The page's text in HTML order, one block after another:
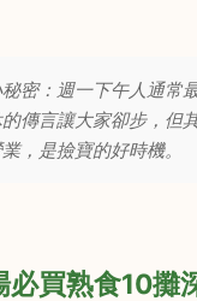
密：週一下午人通常
傳言讓大家卻步，但
，是撿寶的好時機。
必買熟食10攤